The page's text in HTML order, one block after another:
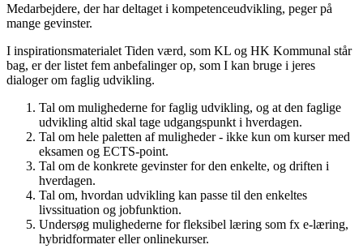
Medarbejdere, der har deltaget i kompetenceudvikling, peger på
mange gevinster.
I inspirationsmaterialet Tiden værd, som KL og HK Kommunal står
bag, er der listet fem anbefalinger op, som I kan bruge i jeres
dialoger om faglig udvikling.
Tal om mulighederne for faglig udvikling, og at den faglige
udvikling altid skal tage udgangspunkt i hverdagen.
Tal om hele paletten af muligheder - ikke kun om kurser med
eksamen og ECTS-point.
Tal om de konkrete gevinster for den enkelte, og driften i
hverdagen.
Tal om, hvordan udvikling kan passe til den enkeltes
livssituation og jobfunktion.
Undersøg mulighederne for fleksibel læring som fx e-læring,
hybridformater eller onlinekurser.